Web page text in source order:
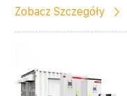
Zobacz Szczegóły